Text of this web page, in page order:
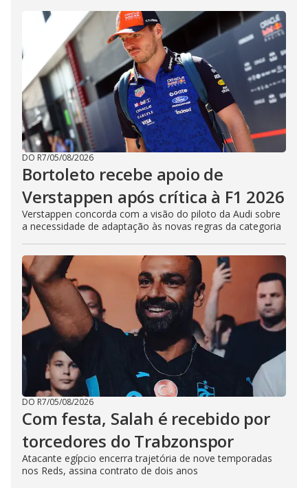
DO R7/05/08/2026
Bortoleto recebe apoio de
Verstappen após crítica à F1 2026
Verstappen concorda com a visão do piloto da Audi sobre
a necessidade de adaptação às novas regras da categoria
DO R7/05/08/2026
Com festa, Salah é recebido por
torcedores do Trabzonspor
Atacante egípcio encerra trajetória de nove temporadas
nos Reds, assina contrato de dois anos